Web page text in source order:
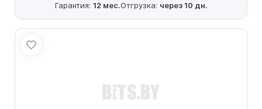
Гарантия: 12 мес.Отгрузка: через 10 дн.